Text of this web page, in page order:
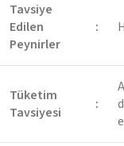
Tavsiye
Edilen
Peynirler
:
Tüketim
Tavsiyesi
: